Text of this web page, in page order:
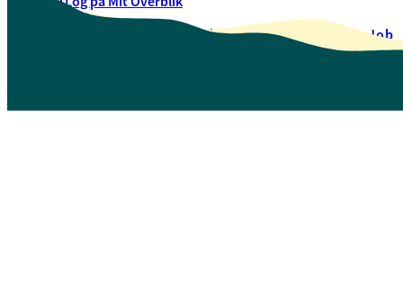
Oversigt over selvbetjeningJob